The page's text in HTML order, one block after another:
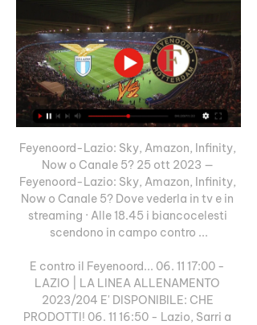
Feyenoord-Lazio: Sky, Amazon, Infinity,
Now o Canale 5? 25 ott 2023 —
Feyenoord-Lazio: Sky, Amazon, Infinity,
Now o Canale 5? Dove vederla in tv e in
streaming · Alle 18.45 i biancocelesti
scendono in campo contro ...
E contro il Feyenoord... 06. 11 17:00 -
LAZIO | LA LINEA ALLENAMENTO
2023/204 E' DISPONIBILE: CHE
PRODOTTI! 06. 11 16:50 - Lazio, Sarri a